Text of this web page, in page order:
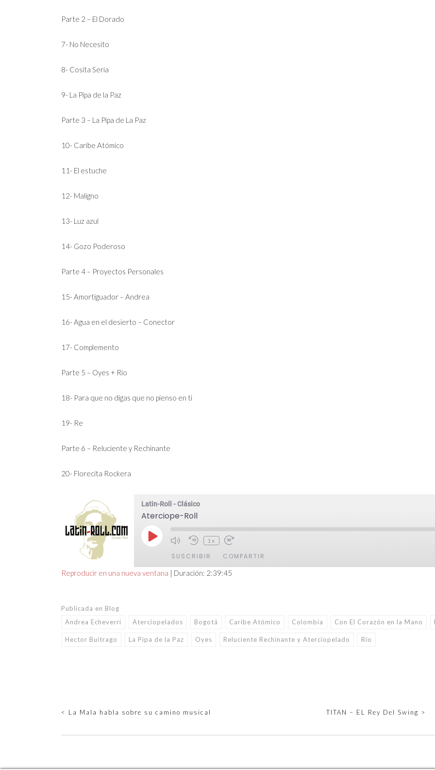
Parte 2 – El Dorado
7- No Necesito
8- Cosita Seria
9- La Pipa de la Paz
Parte 3 – La Pipa de La Paz
10- Caribe Atómico
11- El estuche
12- Maligno
13- Luz azul
14- Gozo Poderoso
Parte 4 – Proyectos Personales
15- Amortiguador – Andrea
16- Agua en el desierto – Conector
17- Complemento
Parte 5 – Oyes + Rio
18- Para que no digas que no pienso en ti
19- Re
Parte 6 – Reluciente y Rechinante
20- Florecita Rockera
Latin-Roll - Clásico
Aterciope-Roll
Reproducir
episodio
1x
SUSCRIBIR COMPARTIR
ENLACE
INCRUSTAR
Reproducir en una nueva ventana | Duración: 2:39:45
Publicada en Blog
Andrea Echeverri
Aterciopelados Bogotá Caribe Atómico Colombia Con El Corazón en la Mano
Hector Buitrago La Pipa de la Paz Oyes Reluciente Rechinante y Aterciopelado Río
Navegación
< La Mala habla sobre su camino musical TITAN – EL Rey Del Swing >